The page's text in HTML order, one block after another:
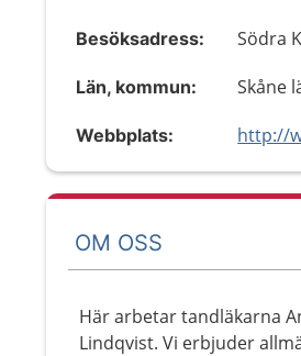
Besöksadress: Södra
Län, kommun: Skåne
Webbplats: http://
OM OSS
Här arbetar tandläkarna
Lindqvist. Vi erbjuder